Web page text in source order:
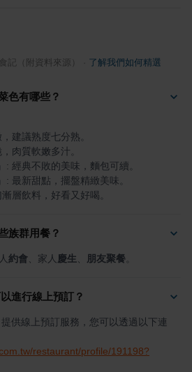
記（附資料來源） 了解我們如何精選
色有哪些？
層飲料，好看又好喝。
族群用餐？
約會 、家人 慶生 朋友聚餐
進行線上預訂？
供線上預訂服務，您可以透過以下連
restaurant/profile/191198?